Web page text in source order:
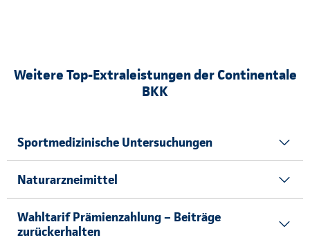
Weitere Top-Extraleistungen der Continentale
BKK
Sportmedizinische Untersuchungen
Naturarzneimittel
Wahltarif Prämienzahlung – Beiträge
zurückerhalten